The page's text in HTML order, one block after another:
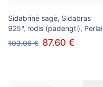
Sidabrinė sagė, Sidabras
925°, rodis (padengti), Perlai
103.06 € 87.60 €